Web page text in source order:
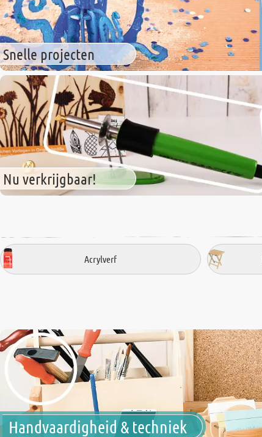
Snelle projecten
Nu verkrijgbaar!
Acrylverf
Handvaardigheid & techniek